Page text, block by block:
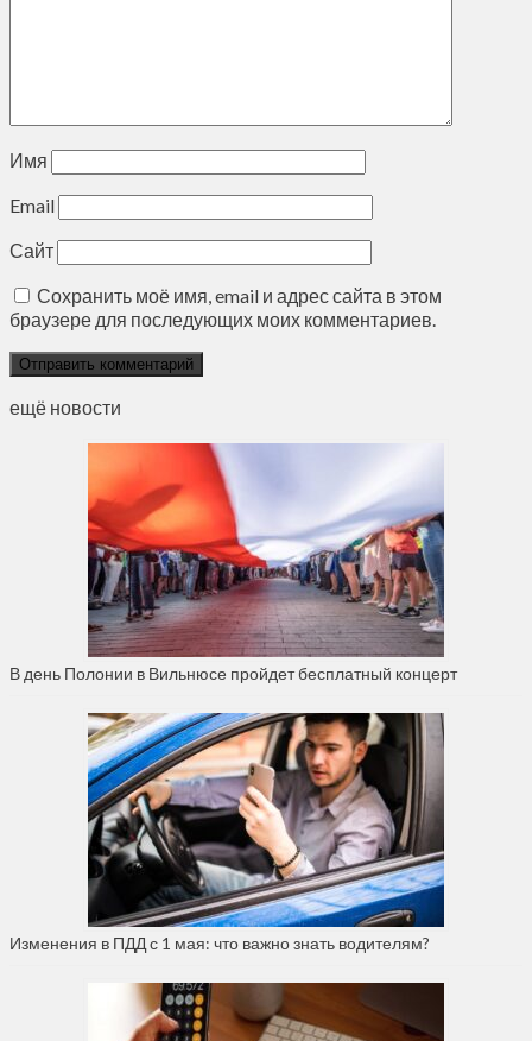
Имя
Email
Сайт
Сохранить моё имя, email и адрес сайта в этом
браузере для последующих моих комментариев.
ещё новости
В день Полонии в Вильнюсе пройдет бесплатный концерт
Изменения в ПДД с 1 мая: что важно знать водителям?